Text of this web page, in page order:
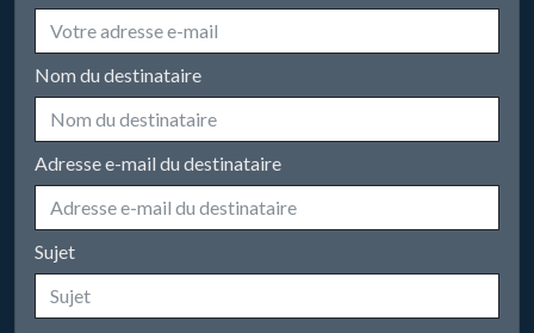
Nom du destinataire
Adresse e-mail du destinataire
Sujet